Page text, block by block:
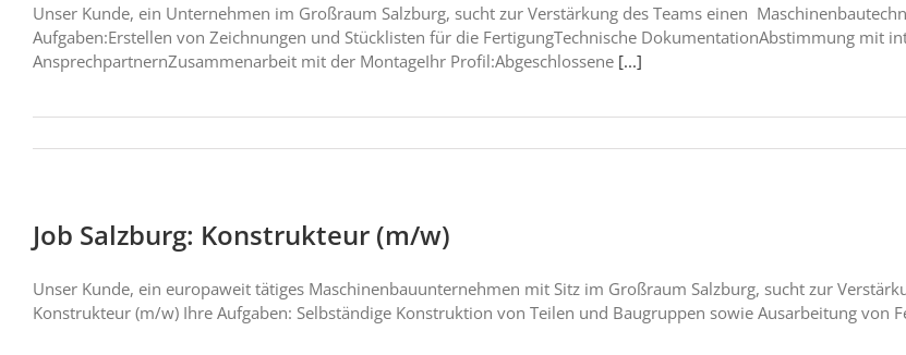
Unser Kunde, ein Unternehmen im Großraum Salzburg, sucht zur Verstärkung des Teams einen
Aufgaben:Erstellen von Zeichnungen und Stücklisten für die FertigungTechnische DokumentationAbstimmung mit
AnsprechpartnernZusammenarbeit mit der MontageIhr Profil:Abgeschlossene [...]
Job Salzburg: Konstrukteur (m/w)
Unser Kunde, ein europaweit tätiges Maschinenbauunternehmen mit Sitz im Großraum Salzburg, sucht zur
Konstrukteur (m/w) Ihre Aufgaben: Selbständige Konstruktion von Teilen und Baugruppen sowie Ausarbeitung von
Franz-Josef-Kai 1
5020 Salzburg
Job Salzburg: Konstrukteur / HTL-Matura (m/w)